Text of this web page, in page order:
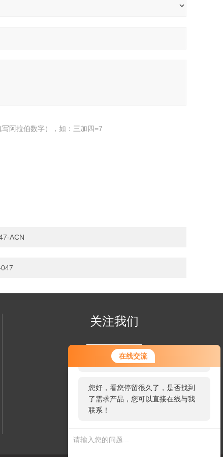
在线交流
您好！欢迎前来咨询，很高兴为您
服务，请问您要咨询什么问题呢？
您好，看您停留很久了，是否找到
了需求产品，您可以直接在线与我
联系！
阿拉伯数字），如：三加四=7
ACN
关注我们
欢迎您关注我们的微信公众号